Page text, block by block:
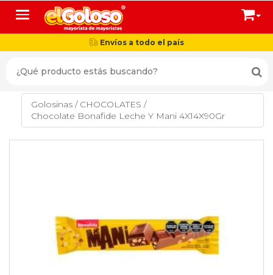
Toggle navigation
Envíos a todo el país
Golosinas / CHOCOLATES /
Chocolate Bonafide Leche Y Mani 4X14X90Gr